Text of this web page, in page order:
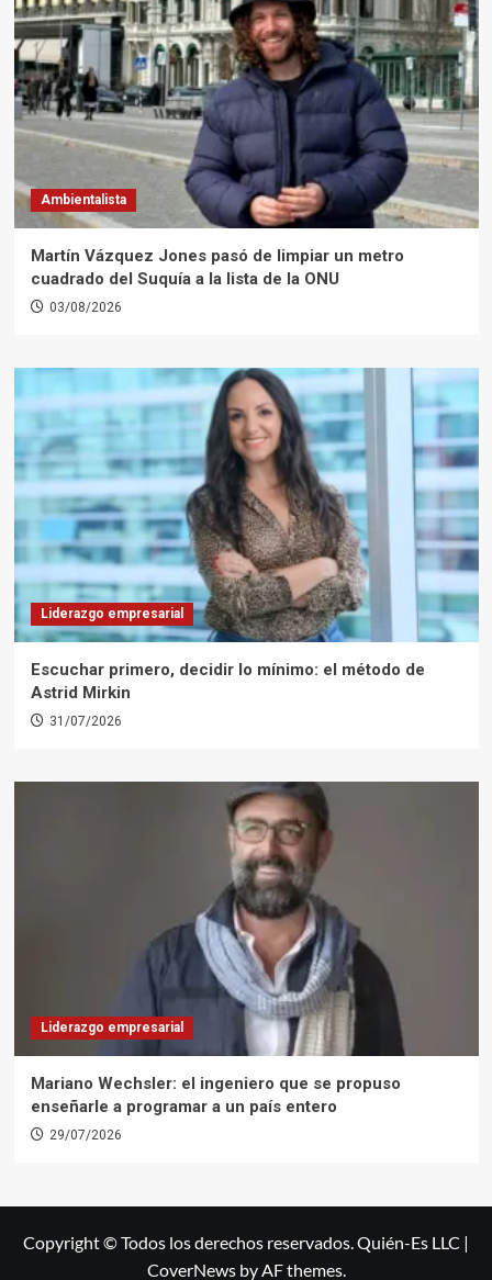
Ambientalista
Martín Vázquez Jones pasó de limpiar un metro
cuadrado del Suquía a la lista de la ONU
03/08/2026
Liderazgo empresarial
Escuchar primero, decidir lo mínimo: el método de
Astrid Mirkin
31/07/2026
Liderazgo empresarial
Mariano Wechsler: el ingeniero que se propuso
enseñarle a programar a un país entero
29/07/2026
Copyright © Todos los derechos reservados. Quién-Es LLC |
CoverNewsby AF themes.